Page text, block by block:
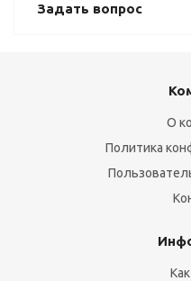
Задать вопрос
О
Политика